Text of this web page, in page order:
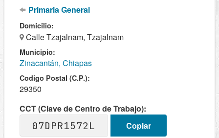
Primaria General
Domicilio:
Calle Tzajalnam, Tzajalnam
Municipio:
Zinacantán, Chiapas
Codigo Postal (C.P.):
29350
CCT (Clave de Centro de Trabajo):
07DPR1572L
Copiar